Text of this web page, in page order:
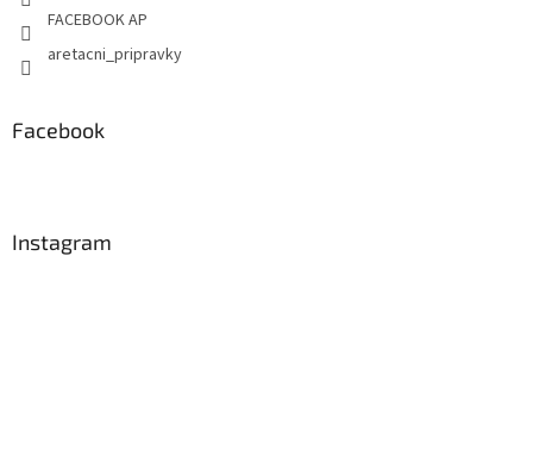
FACEBOOK AP
aretacni_pripravky
Facebook
Instagram